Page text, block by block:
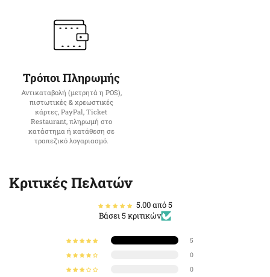
Τρόποι Πληρωμής
Αντικαταβολή (μετρητά η POS),
πιστωτικές & χρεωστικές
κάρτες, PayPal, Ticket
Restaurant, πληρωμή στο
κατάστημα ή κατάθεση σε
τραπεζικό λογαριασμό.
Κριτικές Πελατών
5.00 από 5
Βάσει 5 κριτικών
5
0
0